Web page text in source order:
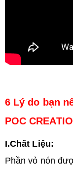
6 Lý do bạn
POC
I.Chất Liệu:
Phần vỏ nón